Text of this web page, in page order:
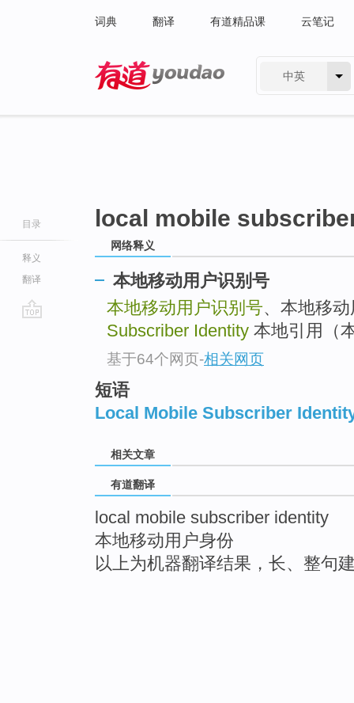
词典 翻译 有道精品课 云笔记
中英
目录
释义
翻译
local mobile
网络释义
本地移动用户识别号
本地移动用户识别号、本地移
Subscriber Identity 本地引用（
基于64个网页-相关网页
短语
Local Mobile Subscriber
相关文章
有道翻译
local mobile subscriber identity
本地移动用户身份
以上为机器翻译结果，长、整句